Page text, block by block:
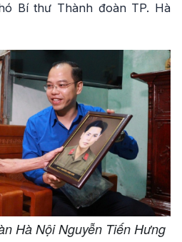
Bí thư Thành đoàn TP. Hà
Hà Nội Nguyễn Tiến Hưng